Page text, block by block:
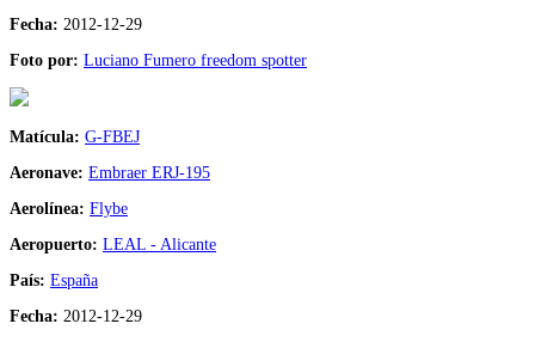
Fecha: 2012-12-29
Foto por: Luciano Fumero freedom spotter
Matícula: G-FBEJ
Aeronave: Embraer ERJ-195
Aerolínea: Flybe
Aeropuerto: LEAL - Alicante
País: España
Fecha: 2012-12-29